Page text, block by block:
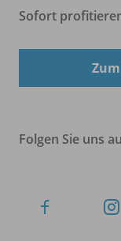
Sofort
Folgen Sie uns